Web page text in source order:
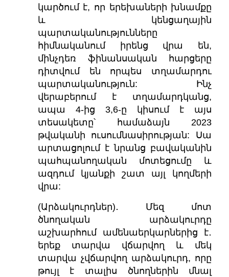
կարծում է, որ երեխաների խնամքը
և կենցաղային
պարտականությունները
հիմնականում իրենց վրա են,
մինչդեռ ֆինանսական հարցերը
դիտվում են որպես տղամարդու
պարտականություն: Ինչ
վերաբերում է տղամարդկանց,
ապա 4-ից 3,6-ը կիսում է այս
տեսակետը՝ համաձայն 2023
թվականի ուսումնասիրության: Սա
արտացոլում է նրանց բավականին
պահպանողական մոտեցումը և
ազդում կյանքի շատ այլ կողմերի
վրա:
(Արձակուրդներ)․ Մեզ մոտ
ծնողական արձակուրդը
աշխարհում ամենաերկարներից է․
երեք տարվա վճարվող և մեկ
տարվա չվճարվող արձակուրդ, որը
թույլ է տալիս ծնողներին մնալ